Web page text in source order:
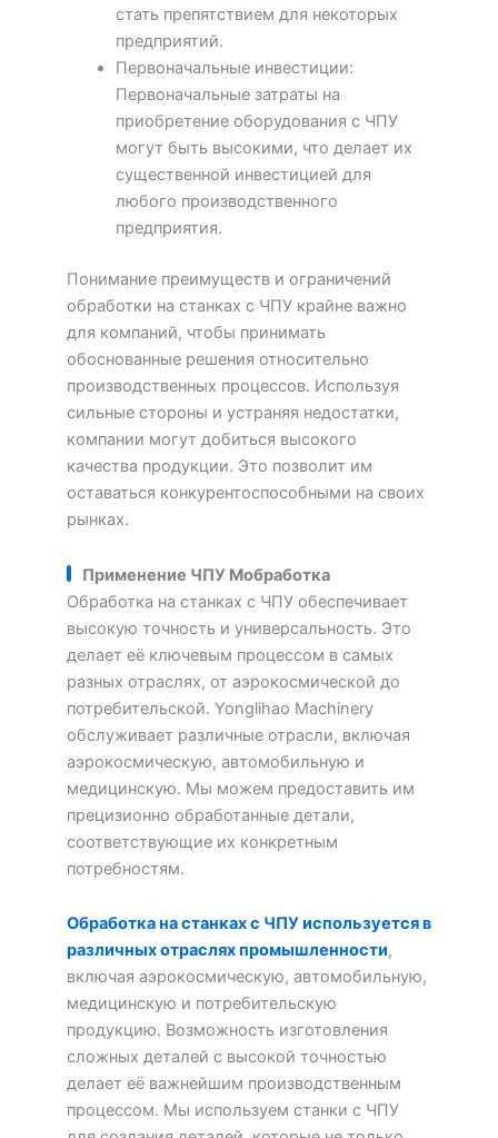
стать препятствием для некоторых
предприятий.
Первоначальные инвестиции:
Первоначальные затраты на
приобретение оборудования с ЧПУ
могут быть высокими, что делает их
существенной инвестицией для
любого производственного
предприятия.
Понимание преимуществ и ограничений
обработки на станках с ЧПУ крайне важно
для компаний, чтобы принимать
обоснованные решения относительно
производственных процессов. Используя
сильные стороны и устраняя недостатки,
компании могут добиться высокого
качества продукции. Это позволит им
оставаться конкурентоспособными на своих
рынках.
Применение ЧПУ Мобработка
Обработка на станках с ЧПУ обеспечивает
высокую точность и универсальность. Это
делает её ключевым процессом в самых
разных отраслях, от аэрокосмической до
потребительской. Yonglihao Machinery
обслуживает различные отрасли, включая
аэрокосмическую, автомобильную и
медицинскую. Мы можем предоставить им
прецизионно обработанные детали,
соответствующие их конкретным
потребностям.
Обработка на станках с ЧПУ используется в
различных отраслях промышленности,
включая аэрокосмическую, автомобильную,
медицинскую и потребительскую
продукцию. Возможность изготовления
сложных деталей с высокой точностью
делает её важнейшим производственным
процессом. Мы используем станки с ЧПУ